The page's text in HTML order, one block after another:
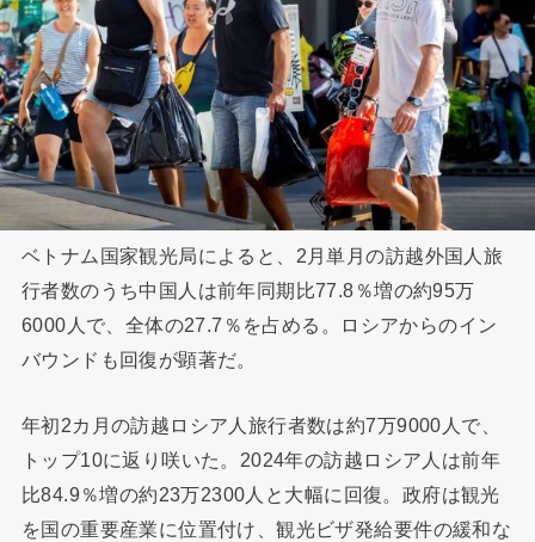
ベトナム国家観光局によると、2月単月の訪越外国人旅
行者数のうち中国人は前年同期比77.8％増の約95万
6000人で、全体の27.7％を占める。ロシアからのイン
バウンドも回復が顕著だ。
年初2カ月の訪越ロシア人旅行者数は約7万9000人で、
トップ10に返り咲いた。2024年の訪越ロシア人は前年
比84.9％増の約23万2300人と大幅に回復。政府は観光
を国の重要産業に位置付け、観光ビザ発給要件の緩和な